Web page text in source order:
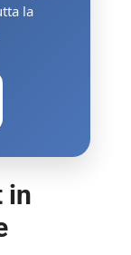
la
in